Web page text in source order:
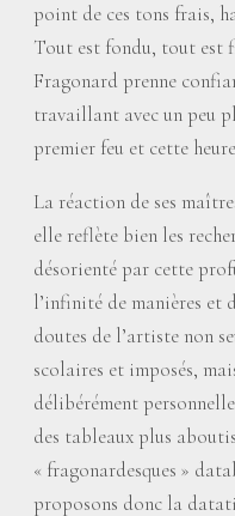
point de ces tons frais,
Tout est fondu, tout est
Fragonard prenne
travaillant avec un peu
premier feu et cette
La réaction de ses
elle reflète bien les
désorienté par cette
l’infinité de manières et
doutes de l’artiste non
scolaires et imposés,
délibérément
des tableaux plus
« fragonardesques »
proposons donc la